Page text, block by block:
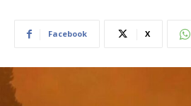
Facebook X